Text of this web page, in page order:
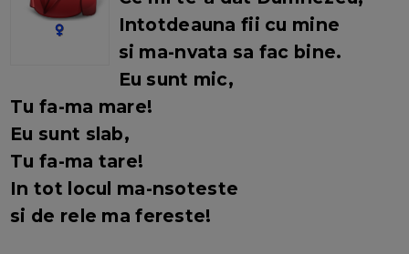
Intotdeauna fii cu mine
si ma-nvata sa fac bine.
Eu sunt mic,
Tu fa-ma mare!
Eu sunt slab,
Tu fa-ma tare!
In tot locul ma-nsoteste
si de rele ma fereste!